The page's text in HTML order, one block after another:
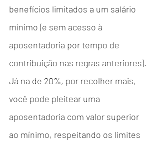
benefícios limitados a um salário
mínimo (e sem acesso à
aposentadoria por tempo de
contribuição nas regras anteriores).
Já na de 20%, por recolher mais,
você pode pleitear uma
aposentadoria com valor superior
ao mínimo, respeitando os limites